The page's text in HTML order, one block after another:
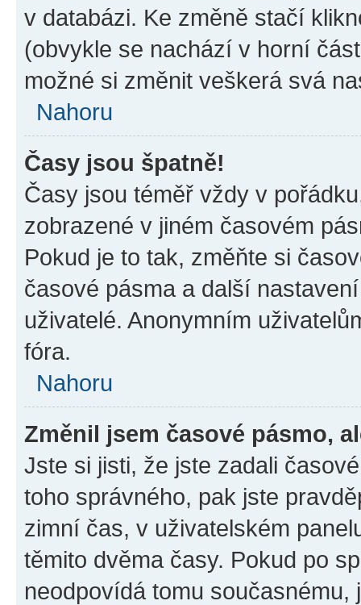
v databázi. Ke změně stačí
(obvykle se nachází v horní
možné si změnit veškerá svá
Nahoru
Časy jsou špatně!
Časy jsou téměř vždy v
zobrazené v jiném časovém
Pokud je to tak, změňte si
časové pásma a další
uživatelé. Anonymním
fóra.
Nahoru
Změnil jsem časové pásmo,
Jste si jisti, že jste zadali
toho správného, pak jste
zimní čas, v uživatelském
těmito dvěma časy. Pokud po
neodpovídá tomu